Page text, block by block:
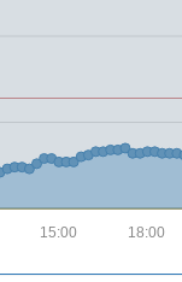
18:00
15:00